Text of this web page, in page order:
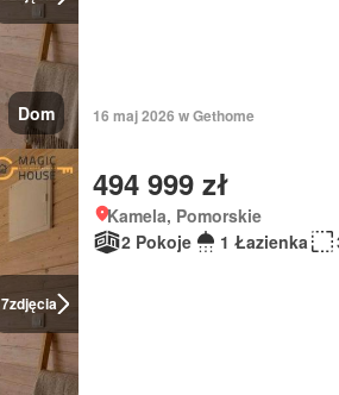
Dom 16 maj 2026 w Gethome
7zdjęcia
494 999 zł
Kamela, Pomorskie
2 Pokoje
1 Łazienka